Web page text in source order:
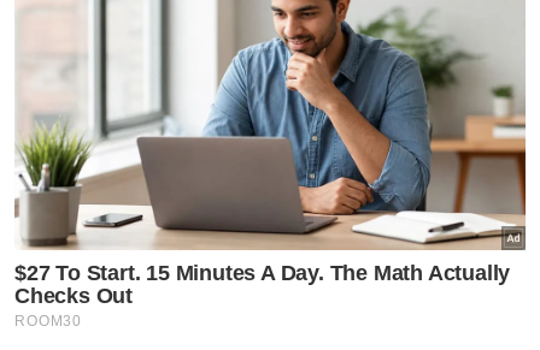
Muat turun aplikasi Sinar Harian. Klik di sini!
Bursa Malaysia
Rumusan
2024